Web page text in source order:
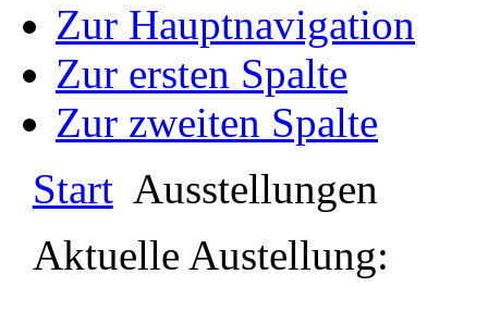
Zur Hauptnavigation
Zur ersten Spalte
Zur zweiten Spalte
Start Ausstellungen
Aktuelle Austellung: